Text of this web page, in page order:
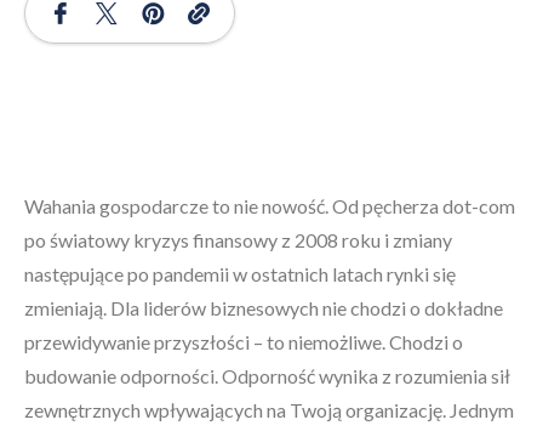
Wahania gospodarcze to nie nowość. Od pęcherza dot-com
po światowy kryzys finansowy z 2008 roku i zmiany
następujące po pandemii w ostatnich latach rynki się
zmieniają. Dla liderów biznesowych nie chodzi o dokładne
przewidywanie przyszłości – to niemożliwe. Chodzi o
budowanie odporności. Odporność wynika z rozumienia sił
zewnętrznych wpływających na Twoją organizację. Jednym